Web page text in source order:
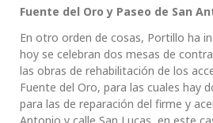
Fuente del Oro y Paseo de San
En otro orden de cosas, Portillo ha
hoy se celebran dos mesas de
las obras de rehabilitación de los
Fuente del Oro, para las cuales hay
para las de reparación del firme y